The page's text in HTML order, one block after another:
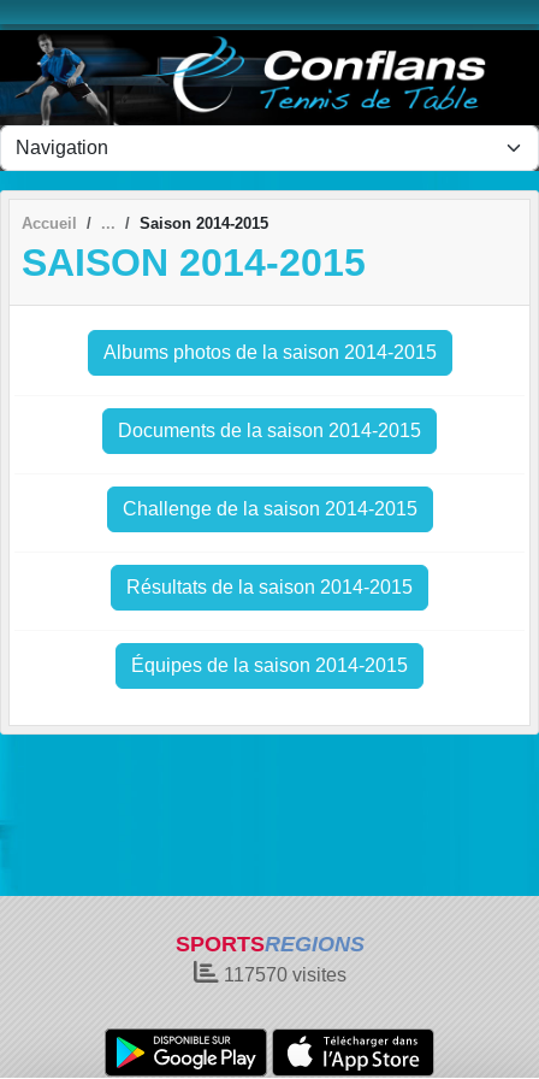
Accueil Saison 2014-2015
SAISON 2014-2015
Albums photos de la saison 2014-2015
Documents de la saison 2014-2015
Challenge de la saison 2014-2015
Résultats de la saison 2014-2015
Équipes de la saison 2014-2015
SPORTSREGIONS
117570visites